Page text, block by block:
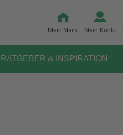
Mein Markt Mein Konto
RATGEBER & INSPIRATION